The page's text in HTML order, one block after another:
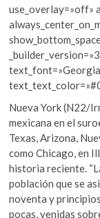
use_overlay=»off»
Nueva York (N22/
mexicana en el
Texas, Arizona,
como Chicago, en
historia reciente.
población que se
noventa y
pocas, venidas